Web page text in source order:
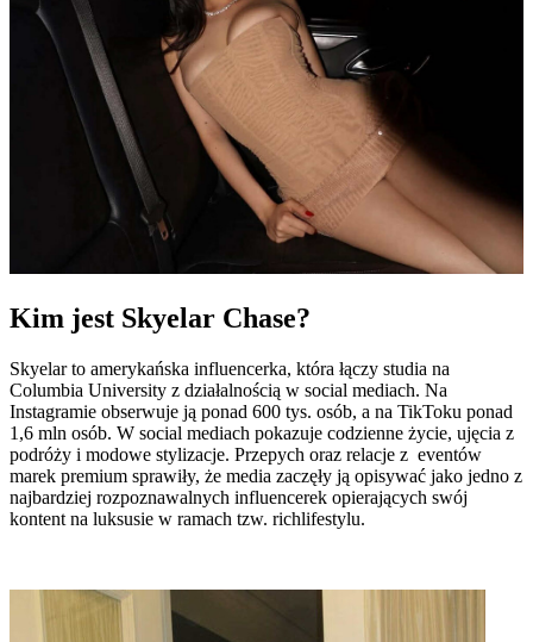
Kim jest Skyelar Chase?
Skyelar to amerykańska influencerka, która łączy studia na
Columbia University z działalnością w social mediach. Na
Instagramie obserwuje ją ponad 600 tys. osób, a na TikToku ponad
1,6 mln osób. W social mediach pokazuje codzienne życie, ujęcia z
podróży i modowe stylizacje. Przepych oraz relacje z eventów
marek premium sprawiły, że media zaczęły ją opisywać jako jedno z
najbardziej rozpoznawalnych influencerek opierających swój
kontent na luksusie w ramach tzw. richlifestylu.